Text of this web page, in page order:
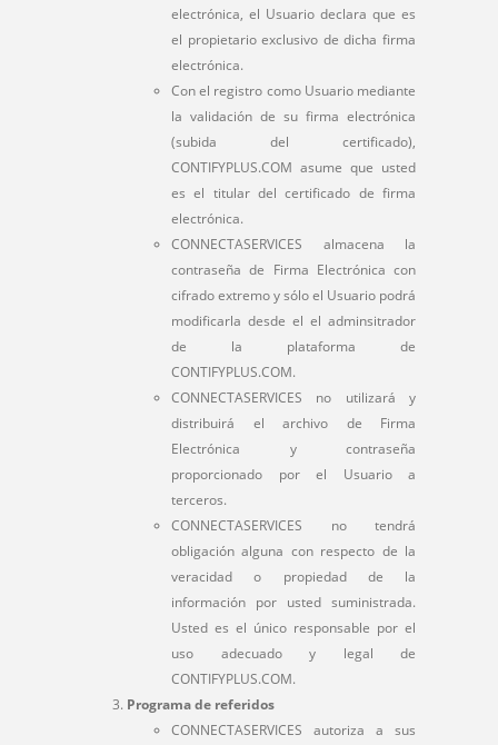
electrónica, el Usuario declara que es
el propietario exclusivo de dicha firma
electrónica.
Con el registro como Usuario mediante
la validación de su firma electrónica
(subida del certificado),
CONTIFYPLUS.COM asume que usted
es el titular del certificado de firma
electrónica.
CONNECTASERVICES almacena la
contraseña de Firma Electrónica con
cifrado extremo y sólo el Usuario podrá
modificarla desde el el adminsitrador
de la plataforma de
CONTIFYPLUS.COM.
CONNECTASERVICES no utilizará y
distribuirá el archivo de Firma
Electrónica y contraseña
proporcionado por el Usuario a
terceros.
CONNECTASERVICES no tendrá
obligación alguna con respecto de la
veracidad o propiedad de la
información por usted suministrada.
Usted es el único responsable por el
uso adecuado y legal de
CONTIFYPLUS.COM.
Programa de referidos
CONNECTASERVICES autoriza a sus